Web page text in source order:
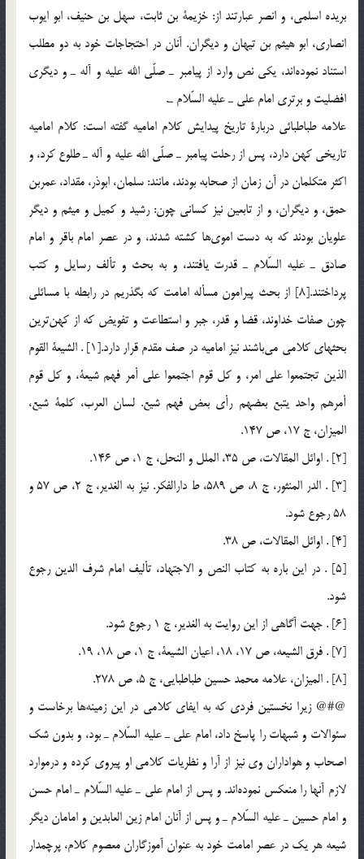
بريده اسلمي، و انصر عبارتند از: خزيمة بن ثابت، سهل بن حنيف، ابو ايوب
انصاري، ابو هيثم بن تيهان و ديگران. آنان در احتجاجات خود به دو مطلب
استناد نموده‌اند، يكي نص وارد از پيامبر ـ صلّي الله عليه و آله ـ و ديگري
افضليت و برتري امام علي ـ عليه السّلام ـ.
علامه طباطبائي دربارة تاريخ پيدايش كلام اماميه گفته است: كلام اماميه
تاريخي كهن دارد، پس از رحلت پيامبر ـ صلّي الله عليه و آله ـ طلوع كرد، و
اكثر متكلمان در آن زمان از صحابه بودند، مانند: سلمان، ابوذر، مقداد، عمربن
حمق، و ديگران، و از تابعين نيز كساني چون: رشيد و كميل و ميثم و ديگر
علويان بودند كه به دست اموي‌ها كشته شدند، و در عصر امام باقر و امام
صادق ـ عليه السّلام ـ قدرت يافتند، و به بحث و تألف رسايل و كتب
پرداختند.[8] از بحث پيرامون مسأله امامت كه بگذريم در رابطه با مسائلي
چون صفات خداوند، قضا و قدر، جبر و استطاعت و تفويض كه از كهن‌ترين
بحثهاي كلامي مي‌باشند نيز اماميه در صف مقدم قرار دارد.[1] . الشيعة القوم
الذين تجتمعوا علي امر، و كل قوم اجتمعوا علي أمر فهم شيعة، و كل قوم
أمرهم واحد يتبع بعضهم رأي بعض فهم شيع. لسان العرب، كلمة شيع،
الميزان، ج 17، ص 147.
[2] . اوائل المقالات، ص 35، الملل و النحل، ج 1، ص 146.
[3] . الدر المنثور، ج 8، ص 589، ط دارالفكر. نيز به الغدير، ج 2، ص 57 و
58 رجوع شود.
[4] . اوائل المقالات، ص 38.
[5] . در اين باره به كتاب النص و الاجتهاد، تأليف امام شرف الدين رجوع
شود.
[6] . جهت آگاهي از اين روايت به الغدير، ج 1 رجوع شود.
[7] . فرق الشيعه، ص 17، 18، اعيان الشيعة، ج 1، ص 18، 19.
[8] . الميزان، علامه محمد حسين طباطبايي، ج 5، ص 278.
@#@ زيرا نخستين فردي كه به ايفاي كلامي در اين زمينه‌ها برخاست و
سئوالات و شبهات را پاسخ داد، امام علي ـ عليه السّلام ـ بود، و بدون شك
اصحاب و هواداران وي نيز از آرا و نظريات كلامي او پيروي كرده و درموارد
لازم آنها را منعكس نموده‌اند. و پس از امام علي ـ عليه السّلام ـ امام حسن
و امام حسين ـ عليه السّلام ـ و پس از آنان امام زين العابدين و امامان ديگر
شيعه هر يك در عصر امامت خود به عنوان آموزگاران معصوم كلام، پرچمدار